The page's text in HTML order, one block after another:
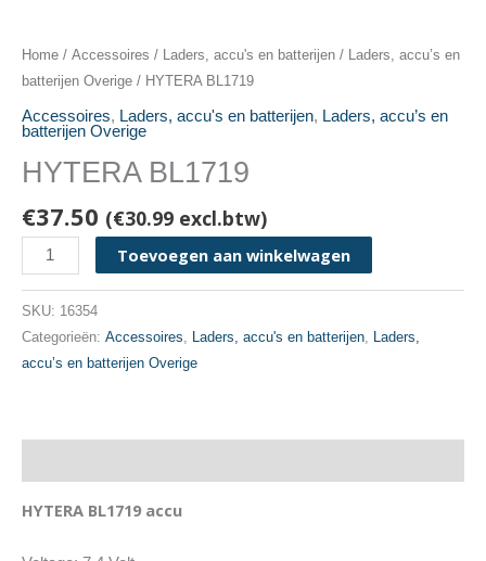
Home / Accessoires / Laders, accu's en batterijen / Laders, accu’s en
batterijen Overige / HYTERA BL1719
Accessoires, Laders, accu's en batterijen, Laders, accu’s en
batterijen Overige
HYTERA BL1719
€37.50 (€30.99 excl.btw)
HYTERA
BL1719
Toevoegen aan winkelwagen
SKU: 16354
Categorieën: Accessoires Laders, accu's en batterijen Laders,
accu’s en batterijen Overige
HYTERA BL1719 accu